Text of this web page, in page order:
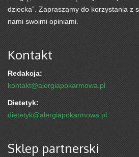
dziecka”. Zapraszamy do korzystania z
nami swoimi opiniami.
Kontakt
Redakcja:
kontakt@alergiapokarmowa.pl
Dietetyk:
dietetyk@alergiapokarmowa.pl
Sklep partnerski